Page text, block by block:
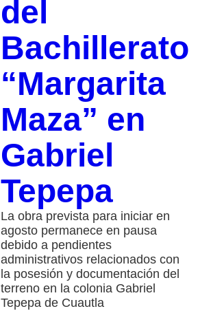
del
Bachillerato
“Margarita
Maza” en
Gabriel
Tepepa
La obra prevista para iniciar en
agosto permanece en pausa
debido a pendientes
administrativos relacionados con
la posesión y documentación del
terreno en la colonia Gabriel
Tepepa de Cuautla